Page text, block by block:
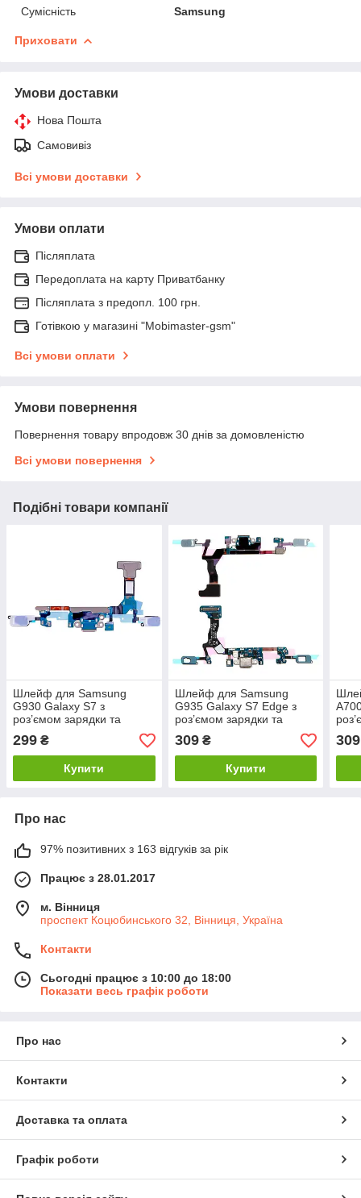
Сумісність
Samsung
Приховати
Умови доставки
Нова Пошта
Самовивіз
Всі умови доставки
Умови оплати
Післяплата
Передоплата на карту Приватбанку
Післяплата з предопл. 100 грн.
Готівкою у магазині "Mobimaster-gsm"
Всі умови оплати
Умови повернення
Повернення товару впродовж 30 днів за домовленістю
Всі умови повернення
Подібні товари компанії
Шлейф для Samsung
G930 Galaxy S7 з
роз’ємом зарядки та
компонентами
299 ₴
Купити
Шлейф для Samsung
G935 Galaxy S7 Edge з
роз’ємом зарядки та
компонентами
309₴
Купити
309
Про нас
97% позитивних з 163 відгуків за рік
Працює з 28.01.2017
м. Вінниця
проспект Коцюбинського 32, Вінниця, Україна
Контакти
Сьогодні працює з 10:00 до 18:00
Показати весь графік роботи
Про нас
Контакти
Доставка та оплата
Графік роботи